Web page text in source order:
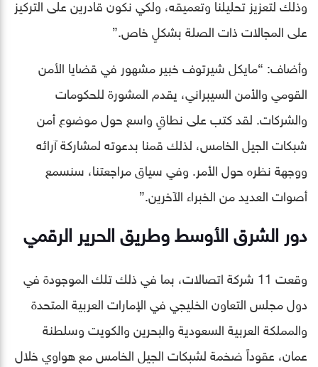
على المجالات ذات الصلة بشكلٍ خاص.”
وأضاف: “مايكل شيرتوف خبير مشهور في قضايا الأمن
القومي والأمن السيبراني، يقدم المشورة للحكومات
والشركات. لقد كتب على نطاقٍ واسع حول موضوع أمن
شبكات الجيل الخامس، لذلك قمنا بدعوته لمشاركة آرائه
ووجهة نظره حول الأمر. وفي سياق مراجعتنا، سنسمع
أصوات العديد من الخبراء الآخرين.”
دور الشرق الأوسط وطريق الحرير الرقمي
وقعت 11 شركة اتصالات، بما في ذلك تلك الموجودة في
دول مجلس التعاون الخليجي في الإمارات العربية المتحدة
والمملكة العربية السعودية والبحرين والكويت وسلطنة
عمان، عقوداً ضخمة لشبكات الجيل الخامس مع هواوي خلال